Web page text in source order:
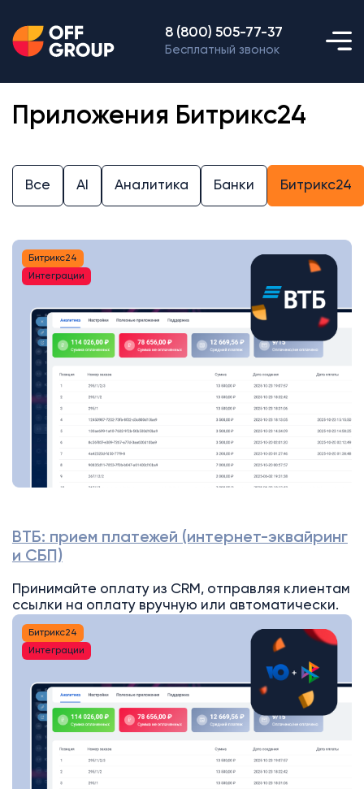
8 (800) 505-77-37
Бесплатный звонок
Приложения Битрикс24
Все AI Аналитика Банки Битрикс24
Битрикс24
Интеграции
ВТБ: прием платежей (интернет-эквайринг
и СБП)
Принимайте оплату из CRM, отправляя клиентам
ссылки на оплату вручную или автоматически.
Битрикс24
Интеграции